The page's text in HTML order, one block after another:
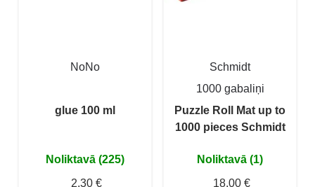
NoNo
glue 100 ml
Noliktavā (225)
2,30 €
Schmidt
1000 gabaliņi
Puzzle Roll Mat up to
1000 pieces Schmidt
Noliktavā (1)
18,00 €